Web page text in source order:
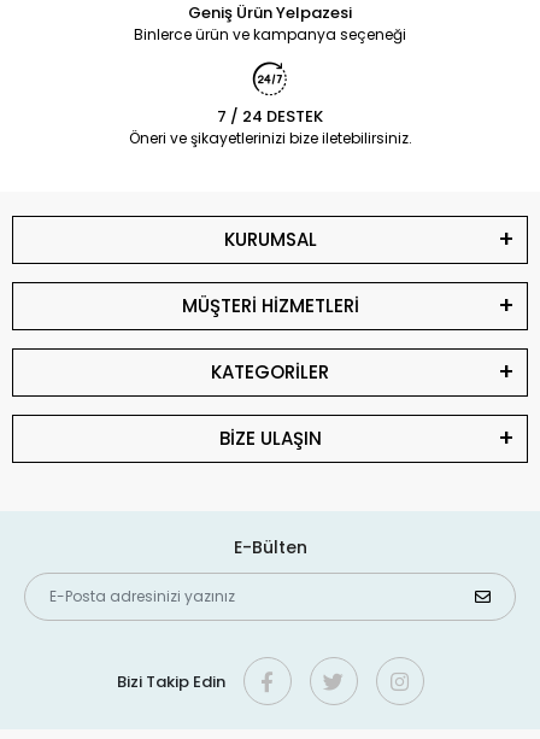
Geniş Ürün Yelpazesi
Binlerce ürün ve kampanya seçeneği
7 / 24 DESTEK
Öneri ve şikayetlerinizi bize iletebilirsiniz.
KURUMSAL
MÜŞTERİ HİZMETLERİ
KATEGORİLER
BİZE ULAŞIN
E-Bülten
Bizi Takip Edin